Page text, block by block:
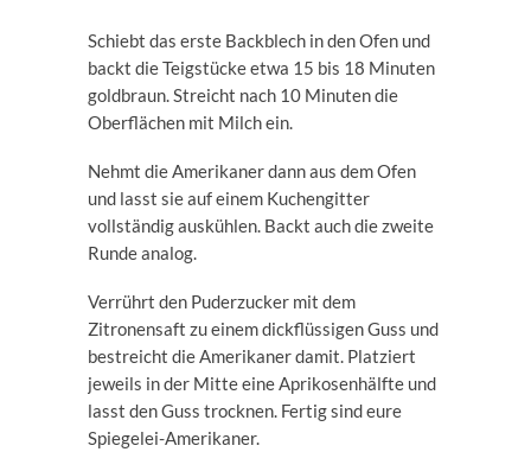
Schiebt das erste Backblech in den Ofen und
backt die Teigstücke etwa 15 bis 18 Minuten
goldbraun. Streicht nach 10 Minuten die
Oberflächen mit Milch ein.
Nehmt die Amerikaner dann aus dem Ofen
und lasst sie auf einem Kuchengitter
vollständig auskühlen. Backt auch die zweite
Runde analog.
Verrührt den Puderzucker mit dem
Zitronensaft zu einem dickflüssigen Guss und
bestreicht die Amerikaner damit. Platziert
jeweils in der Mitte eine Aprikosenhälfte und
lasst den Guss trocknen. Fertig sind eure
Spiegelei-Amerikaner.